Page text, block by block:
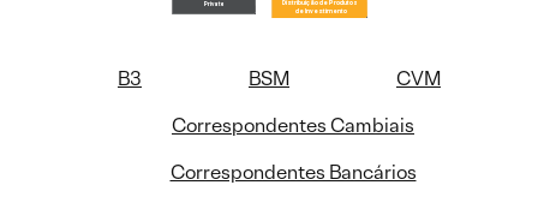
B3 BSM
CVM
Correspondentes Cambiais
Correspondentes Bancários